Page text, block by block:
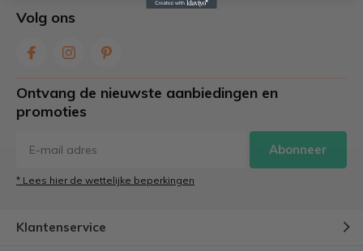
Volg ons
Ontvang de nieuwste aanbiedingen en
promoties
Abonneer
* Lees hier de wettelijke beperkingen
Klantenservice